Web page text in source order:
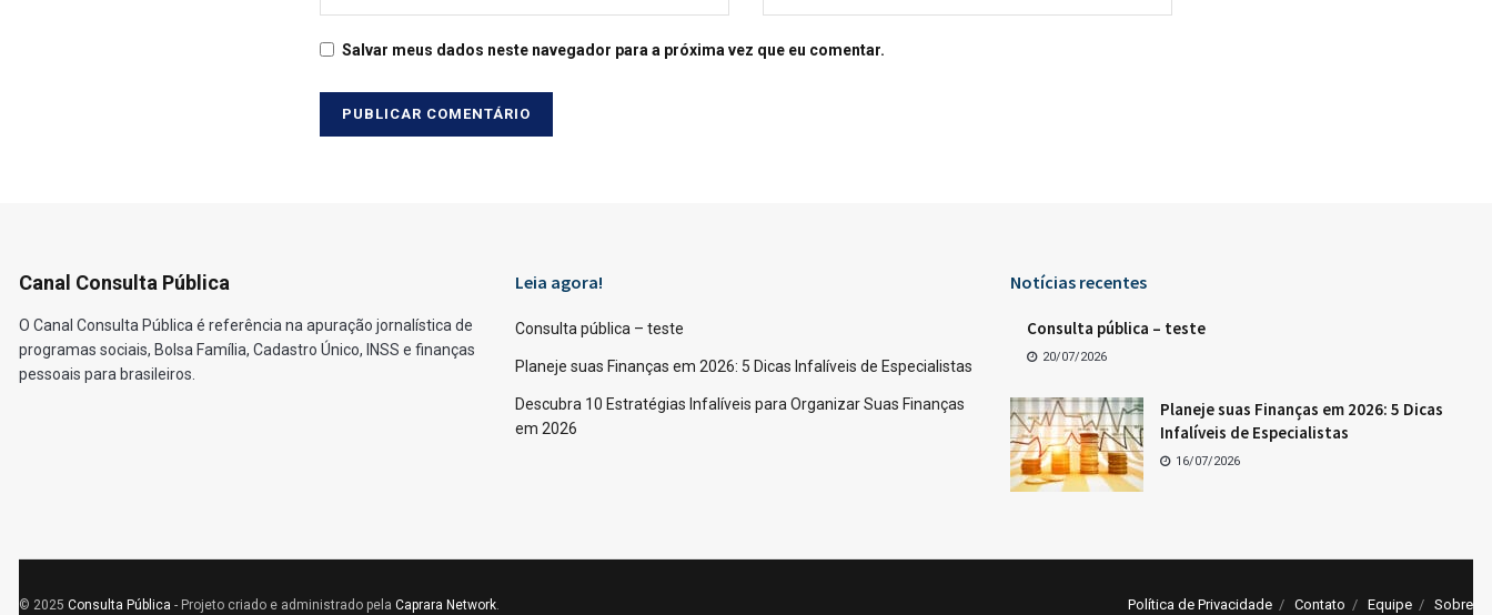
Salvar meus dados neste navegador para a próxima vez que eu comentar.
Canal Consulta Pública
O Canal Consulta Pública é referência na apuração jornalística de
programas sociais, Bolsa Família, Cadastro Único, INSS e finanças
pessoais para brasileiros.
Leia agora!
Consulta pública – teste
Planeje suas Finanças em 2026: 5 Dicas Infalíveis de Especialistas
Descubra 10 Estratégias Infalíveis para Organizar Suas Finanças
em 2026
Notícias recentes
Consulta pública – teste
20/07/2026
Planeje suas Finanças em 2026: 5 Dicas
Infalíveis de Especialistas
16/07/2026
Política de Privacidade Contato Equipe Sobre
© 2025 Consulta Pública - Projeto criado e administrado pela Caprara Network.